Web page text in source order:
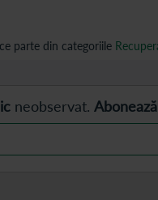
parte din categoriile
neobservat.